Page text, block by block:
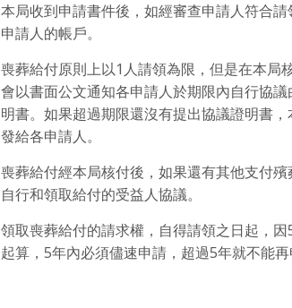
本局收到申請書件後，如經審查申請人符合
申請人的帳戶。
喪葬給付原則上以1人請領為限，但是在本局
會以書面公文通知各申請人於期限內自行協
明書。如果超過期限還沒有提出協議證明書
發給各申請人。
喪葬給付經本局核付後，如果還有其他支付
自行和領取給付的受益人協議。
領取喪葬給付的請求權，自得請領之日起，
起算，5年內必須儘速申請，超過5年就不能再